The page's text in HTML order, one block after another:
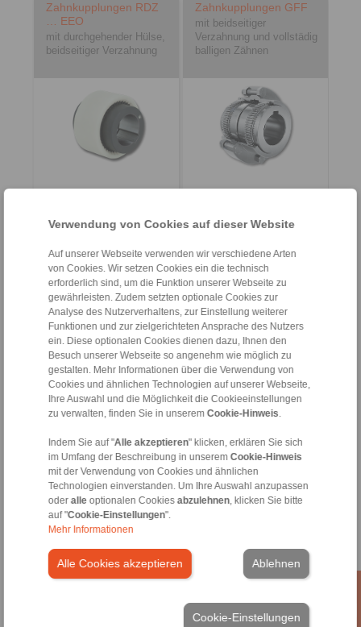
Verwendung von Cookies auf dieser Website
Auf unserer Webseite verwenden wir verschiedene Arten
von Cookies. Wir setzen Cookies ein die technisch
erforderlich sind, um die Funktion unserer Webseite zu
gewährleisten. Zudem setzten optionale Cookies zur
Analyse des Nutzerverhaltens, zur Einstellung weiterer
Funktionen und zur zielgerichteten Ansprache des Nutzers
ein. Diese optionalen Cookies dienen dazu, Ihnen den
Besuch unserer Webseite so angenehm wie möglich zu
gestalten. Mehr Informationen über die Verwendung von
Cookies und ähnlichen Technologien auf unserer Webseite,
Ihre Auswahl und die Möglichkeit die Cookieeinstellungen
zu verwalten, finden Sie in unserem Cookie-Hinweis
Indem Sie auf "Alle akzeptieren" klicken, erklären Sie sich
im Umfang der Beschreibung in unserem Cookie-Hinweis
mit der Verwendung von Cookies und ähnlichen
Technologien einverstanden. Um Ihre Auswahl anzupassen
oder alleoptionalen Cookies abzulehnen, klicken Sie bitte
auf "Cookie-Einstellungen".
Mehr Informationen
Alle Cookies akzeptieren Ablehnen
Cookie-Einstellungen
Zahnkupplungen RDZ
… EEO
mit durchgehender Hülse,
beidseitiger Verzahnung
Produktflyer
Einbau- und
Betriebsanleitung
Zahnkupplungen GFF
mit beidseitiger
Verzahnung und vollstädig
balligen Zähnen
Produktflyer
Einbau- und
Betriebsanleitung
Bolzenkupplungen REB
… DCO
schmierungsfrei
Bolzenkupplungen REB
… DCS
mit Bremsscheibe
Datenblatt